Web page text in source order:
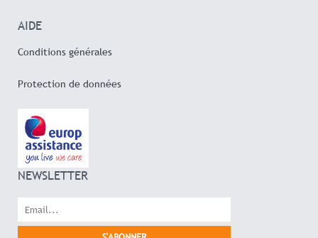
AIDE
Conditions générales
Protection de données
NEWSLETTER